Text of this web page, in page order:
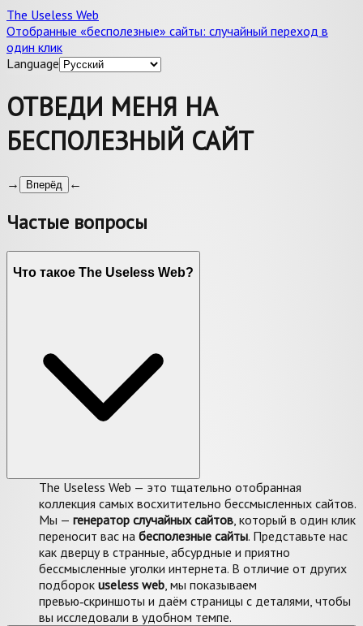
The Useless Web
Отобранные «бесполезные» сайты: случайный переход в
один клик
Language
ОТВЕДИ МЕНЯ НА
БЕСПОЛЕЗНЫЙ САЙТ
→ Вперёд ←
Частые вопросы
Что такое The Useless Web?
The Useless Web — это тщательно отобранная
коллекция самых восхитительно бессмысленных сайтов.
Мы — генератор случайных сайтов , который в один клик
переносит вас на бесполезные сайты. Представьте нас
как дверцу в странные, абсурдные и приятно
бессмысленные уголки интернета. В отличие от других
подборок useless web , мы показываем
превью‑скриншоты и даём страницы с деталями, чтобы
вы исследовали в удобном темпе.